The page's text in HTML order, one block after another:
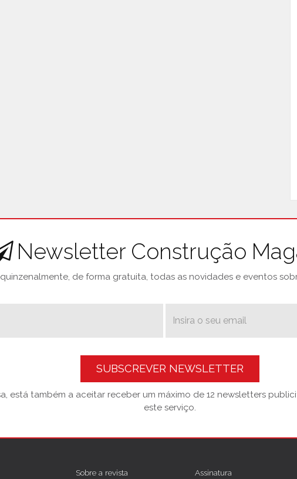
Newsletter Construção
de forma gratuita, todas as novidades e eventos
SUBSCREVER NEWSLETTER
está também a aceitar receber um máximo de 12 newsletters
este serviço.
Sobre a revista Assinatura